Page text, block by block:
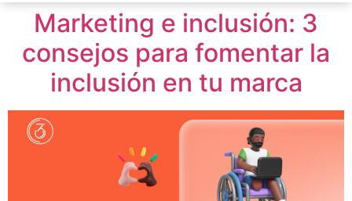
Marketing e inclusión: 3
consejos para fomentar la
inclusión en tu marca